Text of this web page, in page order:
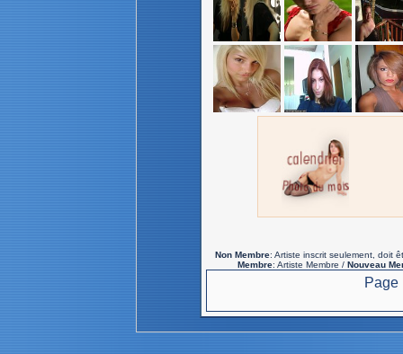
Non Membre: Artiste inscrit seulement, doit
Membre: Artiste Membre / Nouveau
Page